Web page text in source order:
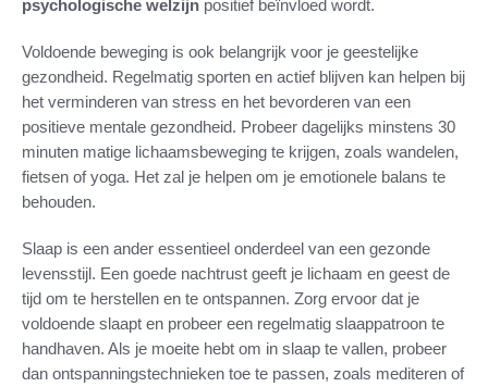
psychologische welzijn positief beïnvloed wordt.
Voldoende beweging is ook belangrijk voor je geestelijke
gezondheid. Regelmatig sporten en actief blijven kan helpen bij
het verminderen van stress en het bevorderen van een
positieve mentale gezondheid. Probeer dagelijks minstens 30
minuten matige lichaamsbeweging te krijgen, zoals wandelen,
fietsen of yoga. Het zal je helpen om je emotionele balans te
behouden.
Slaap is een ander essentieel onderdeel van een gezonde
levensstijl. Een goede nachtrust geeft je lichaam en geest de
tijd om te herstellen en te ontspannen. Zorg ervoor dat je
voldoende slaapt en probeer een regelmatig slaappatroon te
handhaven. Als je moeite hebt om in slaap te vallen, probeer
dan ontspanningstechnieken toe te passen, zoals mediteren of